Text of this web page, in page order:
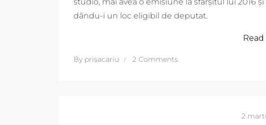
dându-i un loc eligibil de deputat.
By prisacariu 2 Comments
2